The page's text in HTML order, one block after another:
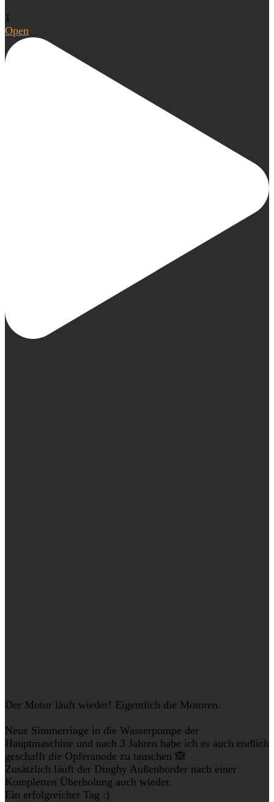
1
Open
Der Motor läuft wieder! Eigentlich die Motoren.
Neue Simmerringe in die Wasserpumpe der
Hauptmaschine und nach 3 Jahren habe ich es auch endlich
geschafft die Opferanode zu tauschen 🙈
Zusätzlich läuft der Dinghy Außenborder nach einer
Kompletten Überholung auch wieder.
Ein erfolgreicher Tag :)